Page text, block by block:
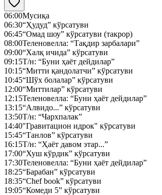
06:00Мусиқа
06:30“Ҳудуд” кўрсатуви
06:45“Омад шоу” кўрсатуви (такрор)
08:00Теленовелла: “Тақдир зарбалари”
09:00“Халқ ичида” кўрсатуви
09:15Т/н: “Буни ҳаёт дейдилар”
10:15“Митти қандолатчи” кўрсатуви
10:45“Шўх болалар” кўрсатуви
12:00“Миттилар” кўрсатуви
12:15Теленовелла: “Буни ҳаёт дейдилар”
13:15“Алвидо...” кўрсатуви
13:50Т/н: “Чархпалак”
14:40"Гравитацион идрок" кўрсатуви
15:45“Танлов” кўрсатуви
16:15Т/н: “Ҳаёт давом этар...”
17:00“Хуш кўрдик” кўрсатуви
17:30Теленовелла: “Буни ҳаёт дейдилар”
18:25“Барабан” кўрсатуви
18:35“Chef book” кўрсатуви
19:05“Комеди 5” кўрсатуви